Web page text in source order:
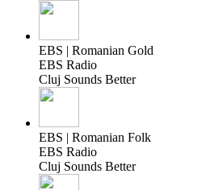
EBS | Romanian Gold
EBS Radio
Cluj Sounds Better
EBS | Romanian Folk
EBS Radio
Cluj Sounds Better